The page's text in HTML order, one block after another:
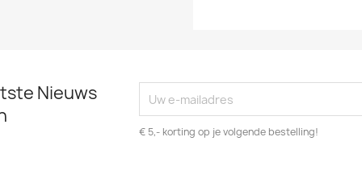
Nieuws
€ 5,- korting op je volgende bestelling!